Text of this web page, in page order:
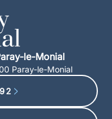
le-Monial
Paray-le-Monial